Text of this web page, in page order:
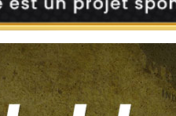
30 personnes viennent de
12 nouvelles musiques
3 personnes viennent de nous
2 personnes viennent de nous